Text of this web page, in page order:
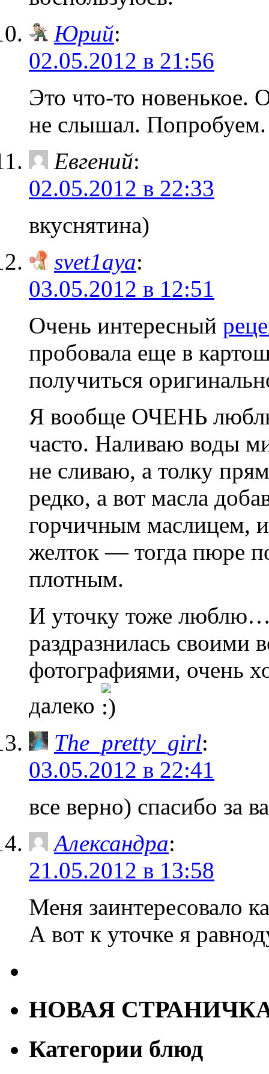
Юрий:
02.05.2012 в 21:56
Это что-то новенькое.
не слышал. Попробуем.
Евгений:
02.05.2012 в 22:33
вкуснятина)
svet1aya:
03.05.2012 в 12:51
Очень интересный
пробовала еще в
получиться
Я вообще ОЧЕНЬ
часто. Наливаю воды
не сливаю, а толку
редко, а вот масла
горчичным маслицем,
желток — тогда пюре
плотным.
И уточку тоже
раздразнилась
фотографиями, очень
далеко
The_pretty_girl:
03.05.2012 в 22:41
все верно) спасибо за
Александра:
21.05.2012 в 13:58
Меня заинтересовало
А вот к уточке я
НОВАЯ
Категории блюд